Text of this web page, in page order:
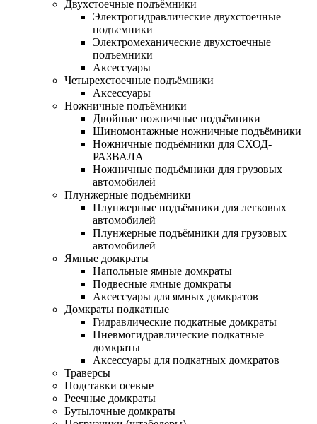
Двухстоечные подъёмники
Электрогидравлические двухстоечные
подъемники
Электромеханические двухстоечные
подъемники
Аксессуары
Четырехстоечные подъёмники
Аксессуары
Ножничные подъёмники
Двойные ножничные подъёмники
Шиномонтажные ножничные подъёмники
Ножничные подъёмники для СХОД-
РАЗВАЛА
Ножничные подъёмники для грузовых
автомобилей
Плунжерные подъёмники
Плунжерные подъёмники для легковых
автомобилей
Плунжерные подъёмники для грузовых
автомобилей
Ямные домкраты
Напольные ямные домкраты
Подвесные ямные домкраты
Аксессуары для ямных домкратов
Домкраты подкатные
Гидравлические подкатные домкраты
Пневмогидравлические подкатные
домкраты
Аксессуары для подкатных домкратов
Траверсы
Подставки осевые
Реечные домкраты
Бутылочные домкраты